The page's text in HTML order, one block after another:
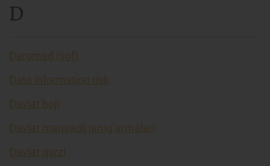
D
Daromad (sof)
Data information risk
Davlat boji
Davlat maqsadli jamg’armalari
Davlat qarzi